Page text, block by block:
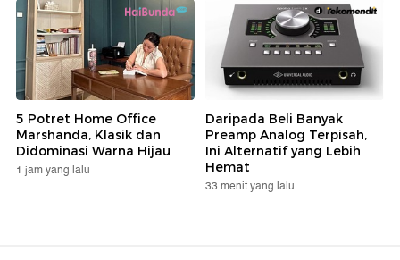
5 Potret Home Office
Marshanda, Klasik dan
Didominasi Warna Hijau
1 jam yang lalu
Daripada Beli Banyak
Preamp Analog Terpisah,
Ini Alternatif yang Lebih
Hemat
33 menit yang lalu